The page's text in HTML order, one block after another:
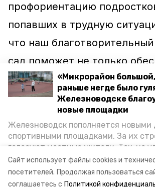
Сайт использует файлы cookies и
посетителей. Продолжая пользоваться
соглашаетесь с Политикой
«Микрорайон
раньше негде было
Железноводске
новые площадки
Железноводск пополняется новыми
спортивными площадками. За их
голосуют местные жители. Так, на
Октябрьской уже появилось
пространство для отдыха, а в
приступили к возведению большой
профориентацию
попавших в трудную
что наш
сад поможет не только
продовольственные
малообеспеченным
поспособствует повышению
сельскохозяйственным
Евгений Моисеев.